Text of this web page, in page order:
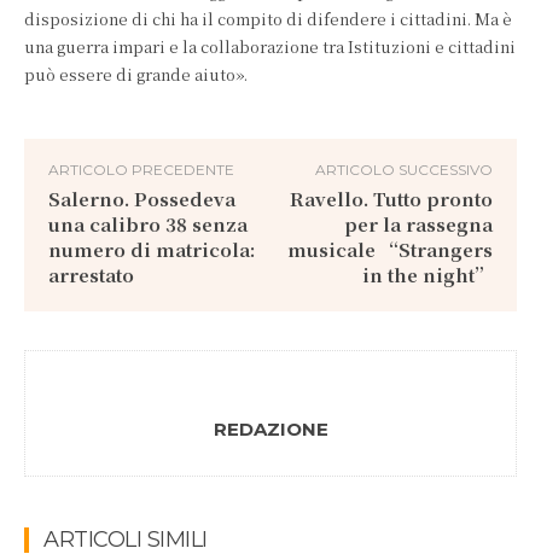
disposizione di chi ha il compito di difendere i cittadini. Ma è
una guerra impari e la collaborazione tra Istituzioni e cittadini
può essere di grande aiuto».
ARTICOLO PRECEDENTE
Salerno. Possedeva
una calibro 38 senza
numero di matricola:
arrestato
ARTICOLO SUCCESSIVO
Ravello. Tutto pronto
per la rassegna
musicale “Strangers
in the night”
REDAZIONE
ARTICOLI SIMILI